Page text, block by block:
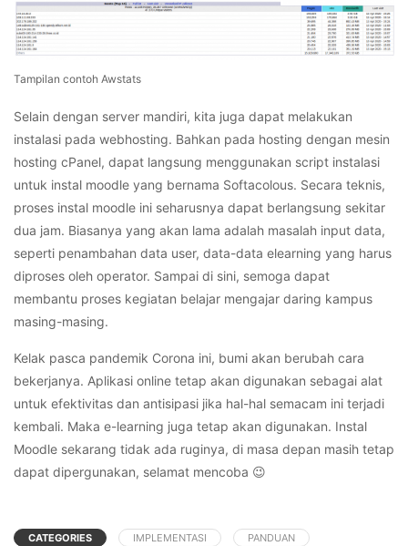
Tampilan contoh Awstats
Selain dengan server mandiri, kita juga dapat melakukan
instalasi pada webhosting. Bahkan pada hosting dengan mesin
hosting cPanel, dapat langsung menggunakan script instalasi
untuk instal moodle yang bernama Softacolous. Secara teknis,
proses instal moodle ini seharusnya dapat berlangsung sekitar
dua jam. Biasanya yang akan lama adalah masalah input data,
seperti penambahan data user, data-data elearning yang harus
diproses oleh operator. Sampai di sini, semoga dapat
membantu proses kegiatan belajar mengajar daring kampus
masing-masing.
Kelak pasca pandemik Corona ini, bumi akan berubah cara
bekerjanya. Aplikasi online tetap akan digunakan sebagai alat
untuk efektivitas dan antisipasi jika hal-hal semacam ini terjadi
kembali. Maka e-learning juga tetap akan digunakan. Instal
Moodle sekarang tidak ada ruginya, di masa depan masih tetap
dapat dipergunakan, selamat mencoba 😉
CATEGORIES IMPLEMENTASI PANDUAN